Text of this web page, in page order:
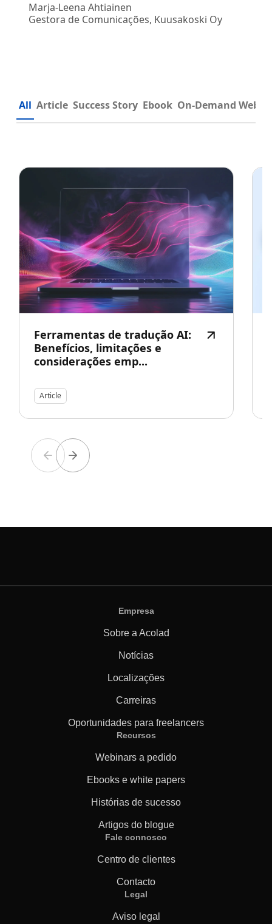
Marja-Leena Ahtiainen
Gestora de Comunicações, Kuusakoski Oy
All Article Success Story Ebook On-Demand
Ferramentas de tradução AI:
Benefícios, limitações e
considerações emp...
Article
Empresa
Sobre a Acolad
Notícias
Localizações
Carreiras
Oportunidades para freelancers
Recursos
Webinars a pedido
Ebooks e white papers
Histórias de sucesso
Artigos do blogue
Fale connosco
Centro de clientes
Contacto
Legal
Aviso legal